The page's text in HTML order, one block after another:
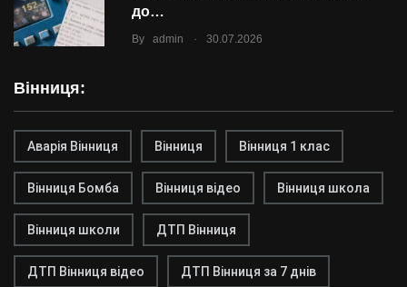
до…
By admin . 30.07.2026
Вінниця:
Аварія Вінниця Вінниця Вінниця 1 клас
Вінниця Бомба Вінниця відео Вінниця школа
Вінниця школи ДТП Вінниця
ДТП Вінниця відео ДТП Вінниця за 7 днів